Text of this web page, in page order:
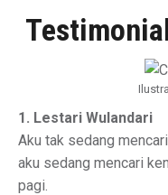
1. Lestari Wulandari
Aku tak sedang
aku sedang mencari
pagi.